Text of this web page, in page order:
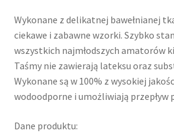
Wykonane z delikatnej bawełnianej
ciekawe i zabawne wzorki. Szybko
wszystkich najmłodszych amatorów
Taśmy nie zawierają lateksu oraz
Wykonane są w 100% z wysokiej
wodoodporne i umożliwiają przepływ
Dane produktu: